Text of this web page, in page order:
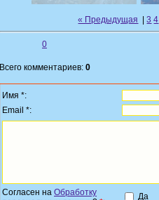
« Предыдущая |3 4
0
Всего комментариев: 0
Имя *:
Email *:
Согласен на Обработку
Да